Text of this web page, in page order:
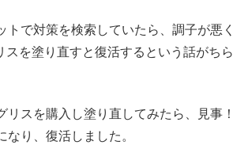
トで対策を検索していたら、調子が悪く
スを塗り直すと復活するという話がちら
リスを購入し塗り直してみたら、見事！
なり、復活しました。